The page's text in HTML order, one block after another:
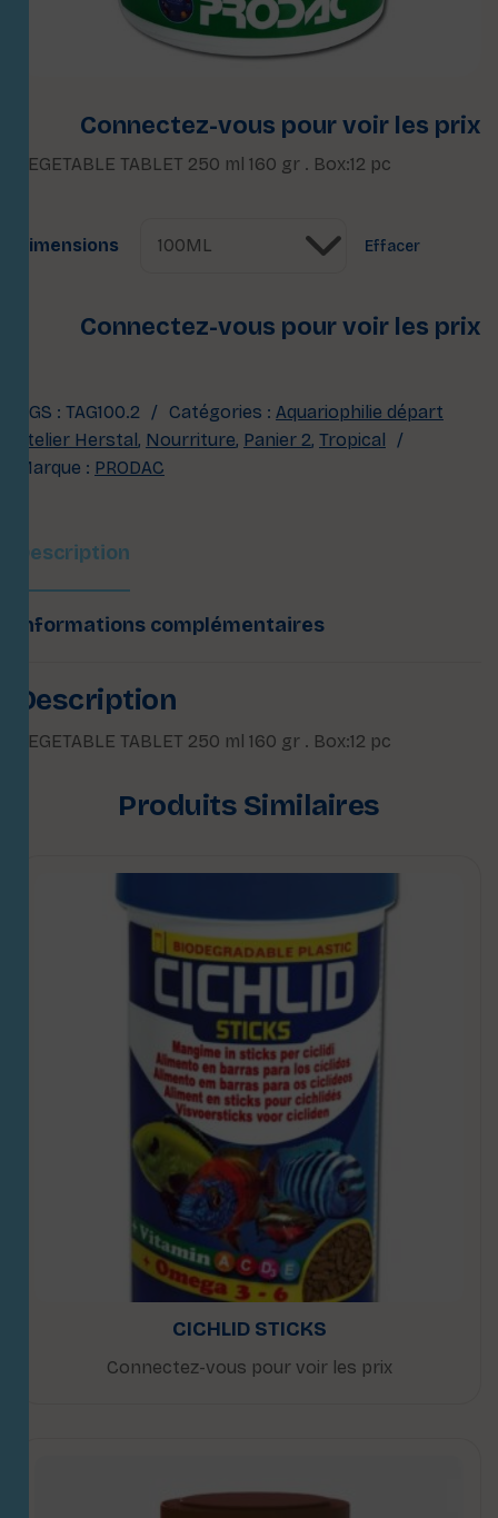
Connectez-vous pour voir les prix
VEGETABLE TABLET 250 ml 160 gr . Box:12 pc
Dimensions Effacer
Connectez-vous pour voir les prix
UGS : TAG100.2 Catégories : Aquariophilie départ
atelier Herstal, Nourriture, Panier 2, Tropical
Marque : PRODAC
Description
Informations complémentaires
Description
VEGETABLE TABLET 250 ml 160 gr . Box:12 pc
Produits Similaires
CICHLID STICKS
Connectez-vous pour voir les prix